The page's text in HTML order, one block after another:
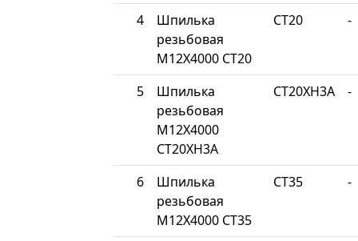
4
Шпилька
резьбовая
М12Х4000 СТ20
СТ20 -
5
Шпилька
резьбовая
М12Х4000
СТ20ХН3А
СТ20ХН3А -
6
Шпилька
резьбовая
М12Х4000 СТ35
СТ35 -